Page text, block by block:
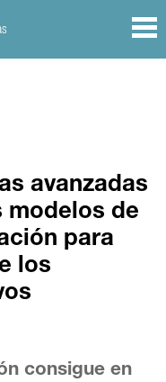
avanzadas
modelos de
para
los
consigue en